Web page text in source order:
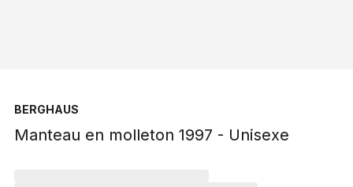
BERGHAUS
Manteau en molleton 1997 - Unisexe